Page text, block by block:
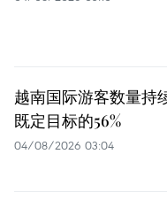
越南国际游客数量持
既定目标的56%
04/08/2026 03:04